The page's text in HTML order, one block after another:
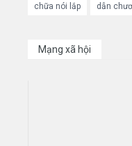
chữa nói lắp dẫn
Mạng xã hội